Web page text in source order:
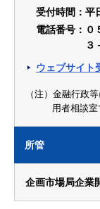
受付時間：平
電話番号：０
３
ウェブサイト
（注）金融行政
用者相談室
所管
企画市場局企業